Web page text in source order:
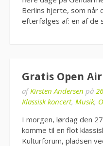
Berlins hjerte, som når
efterfølges af: en af de
Gratis Open
afKirsten Andersen på
Klassisk koncert, Musik,
I morgen, lørdag den
komme til en flot
Kulturforum, pladsen